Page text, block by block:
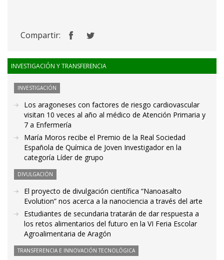
Compartir:
INVESTIGACIÓN Y TRANSFERENCIA
INVESTIGACIÓN
Los aragoneses con factores de riesgo cardiovascular
visitan 10 veces al año al médico de Atención Primaria y
7 a Enfermería
María Moros recibe el Premio de la Real Sociedad
Española de Química de Joven Investigador en la
categoría Líder de grupo
DIVULGACIÓN
El proyecto de divulgación científica “Nanoasalto
Evolution” nos acerca a la nanociencia a través del arte
Estudiantes de secundaria tratarán de dar respuesta a
los retos alimentarios del futuro en la VI Feria Escolar
Agroalimentaria de Aragón
TRANSFERENCIA E INNOVACIÓN TECNOLÓGICA